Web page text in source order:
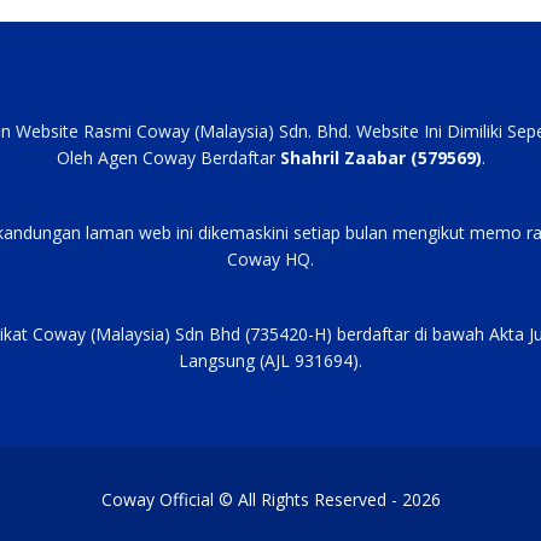
Website Rasmi Coway (Malaysia) Sdn. Bhd. Website Ini Dimiliki
Oleh Agen Coway Berdaftar Shahril Zaabar (579569).
laman web ini dikemaskini setiap bulan mengikut memo
Coway HQ.
Coway (Malaysia) Sdn Bhd (735420-H) berdaftar di bawah Akta
Langsung (AJL 931694).
Coway Official © All Rights Reserved - 2026